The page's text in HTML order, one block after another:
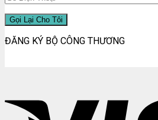
ĐĂNG KÝ BỘ CÔNG THƯƠNG